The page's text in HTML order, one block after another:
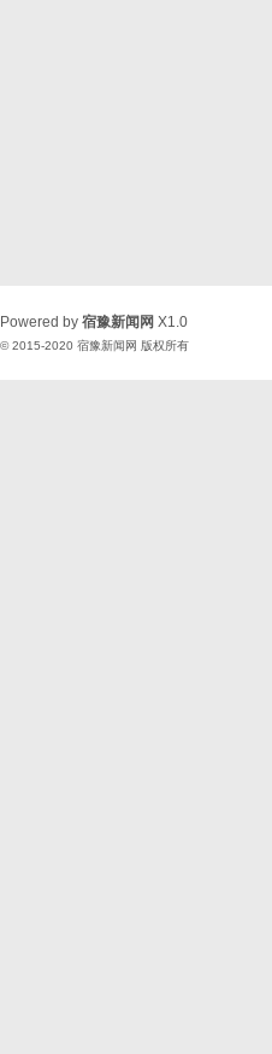
Powered by 宿豫新闻网 X1.0
© 2015-2020 宿豫新闻网 版权所有